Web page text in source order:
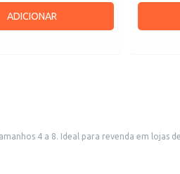
ADICIONAR
4 a 8. Ideal para revenda em lojas